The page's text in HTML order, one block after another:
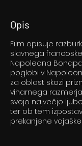
Opis
Film opisuje
slavnega
Napoleona
poglobi v
za oblast skozi
viharnega
svojo največjo
ter ob tem
prekanjene